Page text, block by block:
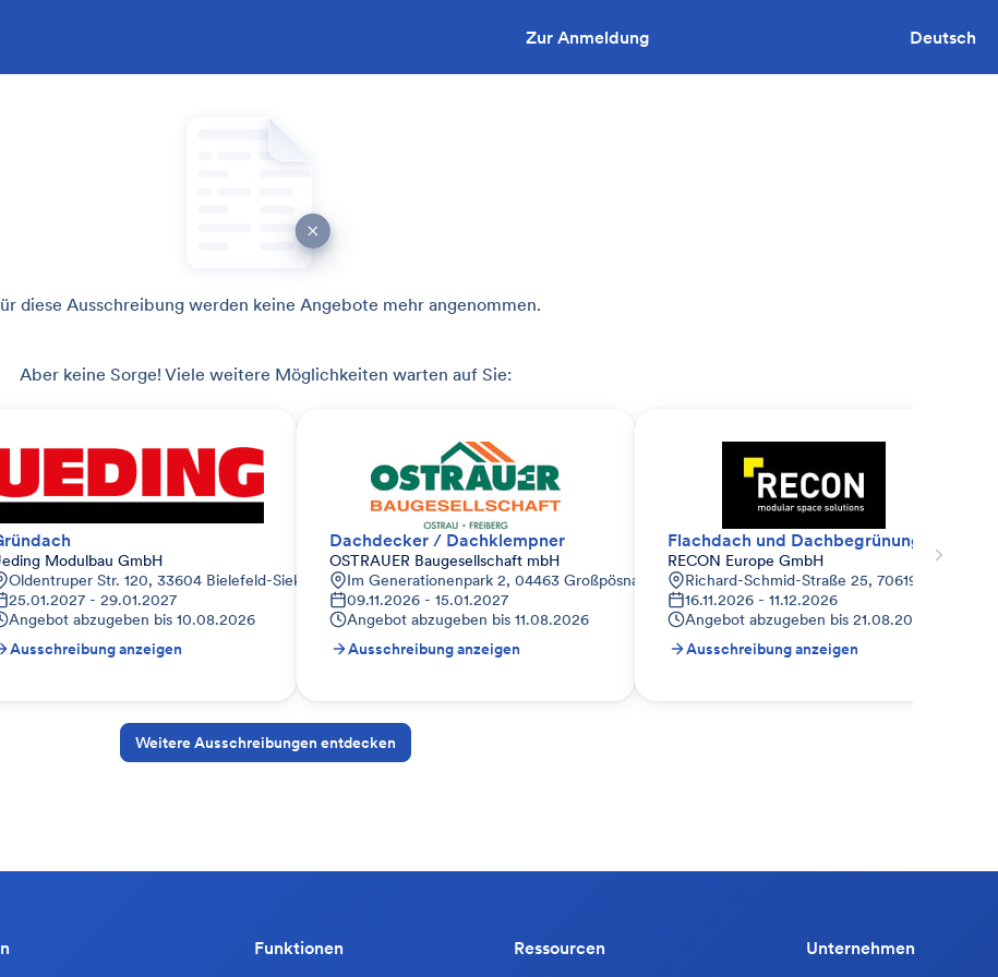
Zur Anmeldung Deutsch
diese Ausschreibung werden keine Angebote mehr angenommen.
Aber keine Sorge! Viele weitere Möglichkeiten warten auf Sie:
Modulbau GmbH
Oldentruper Str. 120, 33604 Bielefeld-Sieker, Deutschland
25.01.2027 - 29.01.2027
Angebot abzugeben bis 10.08.2026
Ausschreibung anzeigen
Dachdecker / Dachklempner
OSTRAUER Baugesellschaft mbH
Im Generationenpark 2, 04463 Großpösna, Deutschland
09.11.2026 - 15.01.2027
Angebot abzugeben bis 11.08.2026
Ausschreibung anzeigen
Flachdach und Dachbegrünung
RECON Europe GmbH
Richard-Schmid-Straße 25, 70619 Stuttgart,
16.11.2026 - 11.12.2026
Angebot abzugeben bis 21.08.2026
Ausschreibung anzeigen
Weitere Ausschreibungen entdecken
Funktionen Ressourcen Unternehmen